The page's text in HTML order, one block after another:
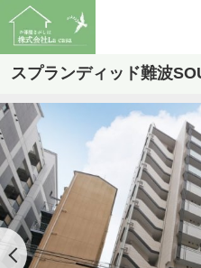
スプランディッド難波